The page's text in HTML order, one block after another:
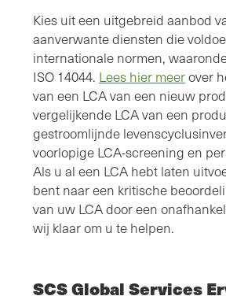
Kies uit een uitgebreid aanbod
aanverwante diensten die
internationale normen,
ISO 14044. Lees hier meerover
van een LCA van een nieuw
vergelijkende LCA van een
gestroomlijnde
voorlopige LCA-screening en
Als u al een LCA hebt laten
bent naar een kritische
van uw LCA door een
wij klaar om u te helpen.
SCS Global Services